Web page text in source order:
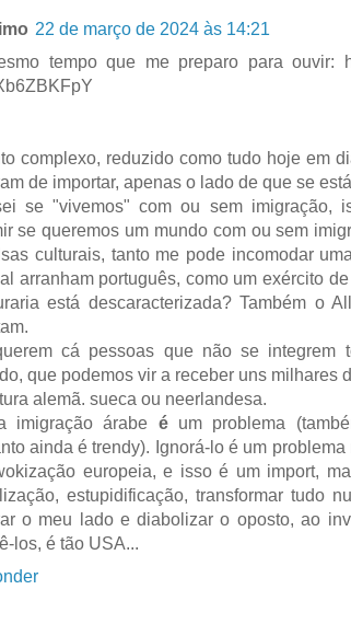
22 de março de 2024 às 14:21
tempo que me preparo para ouvir:
complexo, reduzido como tudo hoje em
de importar, apenas o lado de que se
se "vivemos" com ou sem imigração,
se queremos um mundo com ou sem
culturais, tanto me pode incomodar
arranham português, como um exército
está descaracterizada? Também o
cá pessoas que não se integrem
que podemos vir a receber uns milhares
alemã. sueca ou neerlandesa.
imigração árabe é um problema
ainda é trendy). Ignorá-lo é um
europeia, e isso é um import,
estupidificação, transformar tudo
o meu lado e diabolizar o oposto, ao
los, é tão USA...